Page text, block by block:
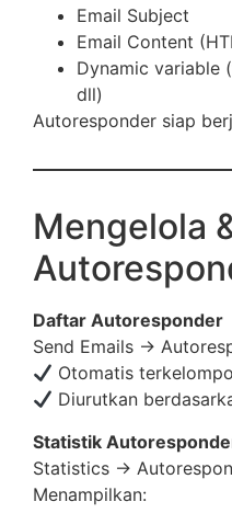
Email Subject
Email Content
Dynamic variable
dll)
Autoresponder siap
Mengelola
Daftar Autoresponder
Send Emails →
Otomatis
Diurutkan
Statistik
Statistics →
Menampilkan: